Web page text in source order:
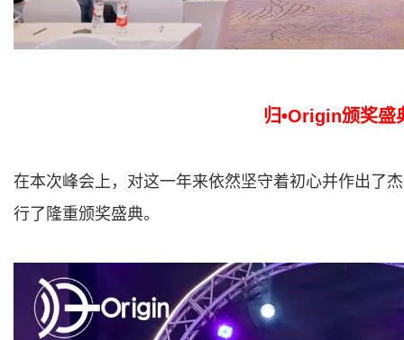
归•Origin颁奖盛
在本次峰会上，对这一年来依然坚守着初心并作出了
行了隆重颁奖盛典。